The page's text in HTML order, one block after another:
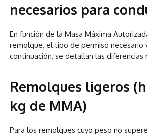
necesarios para
En función de la Masa Máxima
remolque, el tipo de permiso necesario
continuación, se detallan las diferencias
Remolques ligeros
kg de MMA)
Para los remolques cuyo peso no